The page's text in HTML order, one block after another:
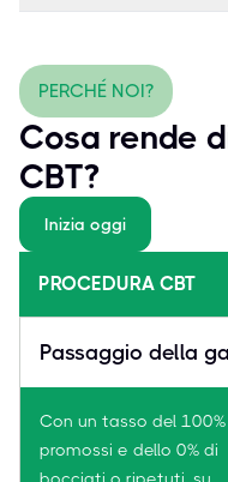
PERCHÉ NOI?
Cosa rende
CBT?
Inizia oggi
PROCEDURA CBT
Passaggio della
Con un tasso del 100%
promossi e dello 0% di
bocciati o ripetuti, su